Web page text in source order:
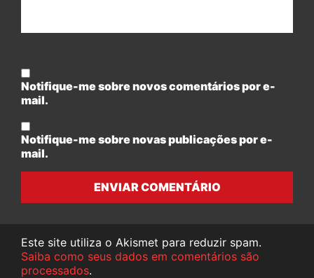
Notifique-me sobre novos comentários por e-
mail.
Notifique-me sobre novas publicações por e-
mail.
ENVIAR COMENTÁRIO
Este site utiliza o Akismet para reduzir spam.
Saiba como seus dados em comentários são
processados.